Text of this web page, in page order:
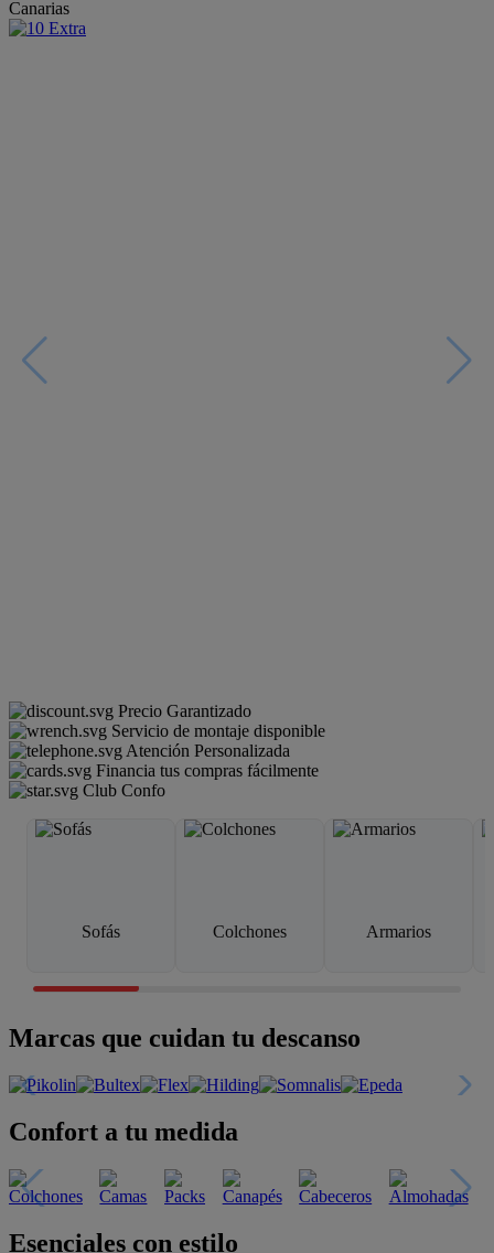
Canarias
Precio Garantizado
Servicio de montaje disponible
Atención Personalizada
Financia tus compras fácilmente
Club Confo
Sofás Colchones Armarios
Marcas que cuidan tu descanso
Confort a tu medida
Esenciales con estilo